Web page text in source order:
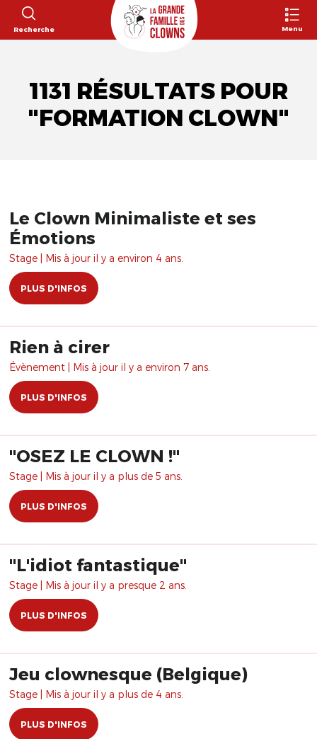
Recherche Menu
1131 RÉSULTATS POUR
"FORMATION CLOWN"
Le Clown Minimaliste et ses
Émotions
Stage | Mis à jour il y a environ 4 ans.
PLUS D'INFOS
Rien à cirer
Évènement | Mis à jour il y a environ 7 ans.
PLUS D'INFOS
"OSEZ LE CLOWN !"
Stage | Mis à jour il y a plus de 5 ans.
PLUS D'INFOS
"L'idiot fantastique"
Stage | Mis à jour il y a presque 2 ans.
PLUS D'INFOS
Jeu clownesque (Belgique)
Stage | Mis à jour il y a plus de 4 ans.
PLUS D'INFOS